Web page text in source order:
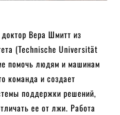
Вера Шмитт из
(Technische Universität
помочь людям и машинам
команда и создает
поддержки решений,
ее от лжи. Работа